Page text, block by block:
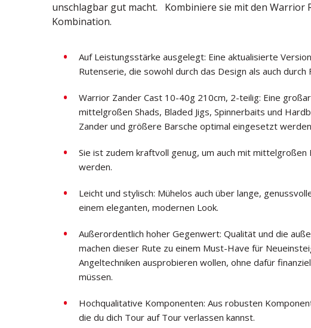
unschlagbar gut macht. Kombiniere sie mit den Warrior
Kombination.
Auf Leistungsstärke ausgelegt: Eine aktualisierte
Rutenserie, die sowohl durch das Design als auch durch
Warrior Zander Cast 10-40g 210cm, 2-teilig: Eine
mittelgroßen Shads, Bladed Jigs, Spinnerbaits und
Zander und größere Barsche optimal eingesetzt werden
Sie ist zudem kraftvoll genug, um auch mit
werden.
Leicht und stylisch: Mühelos auch über lange,
einem eleganten, modernen Look.
Außerordentlich hoher Gegenwert: Qualität und die
machen dieser Rute zu einem Must-Have für
Angeltechniken ausprobieren wollen, ohne dafür
müssen.
Hochqualitative Komponenten: Aus robusten
die du dich Tour auf Tour verlassen kannst.